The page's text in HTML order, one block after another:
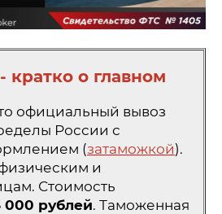
кратко о главном
официальный вывоз
России с
(затаможкой).
и
Стоимость
000 рублей. Таможенная